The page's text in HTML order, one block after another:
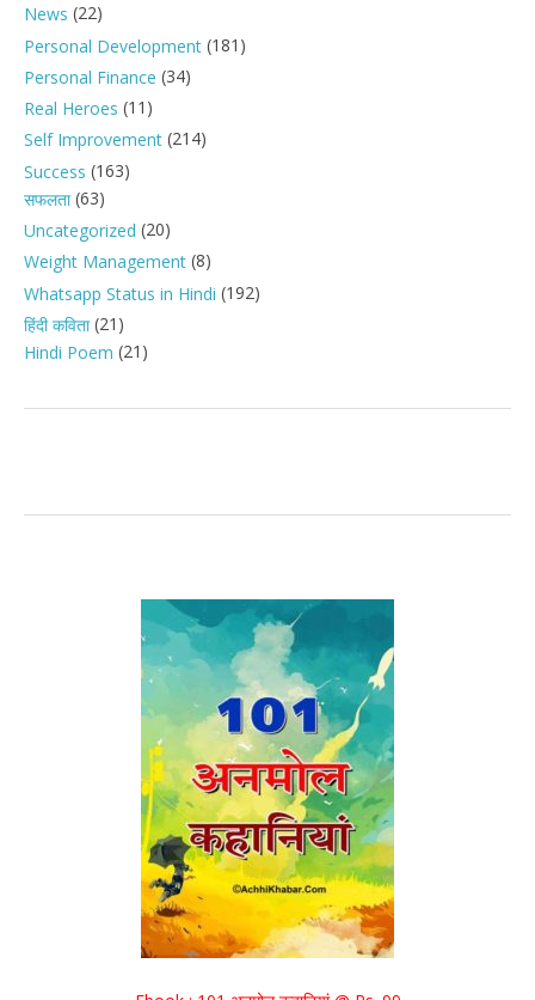
News (22)
Personal Development (181)
Personal Finance (34)
Real Heroes (11)
Self Improvement (214)
Success (163)
सफलता(63)
Uncategorized (20)
Weight Management (8)
Whatsapp Status in Hindi (192)
हिंदी कविता(21)
Hindi Poem (21)